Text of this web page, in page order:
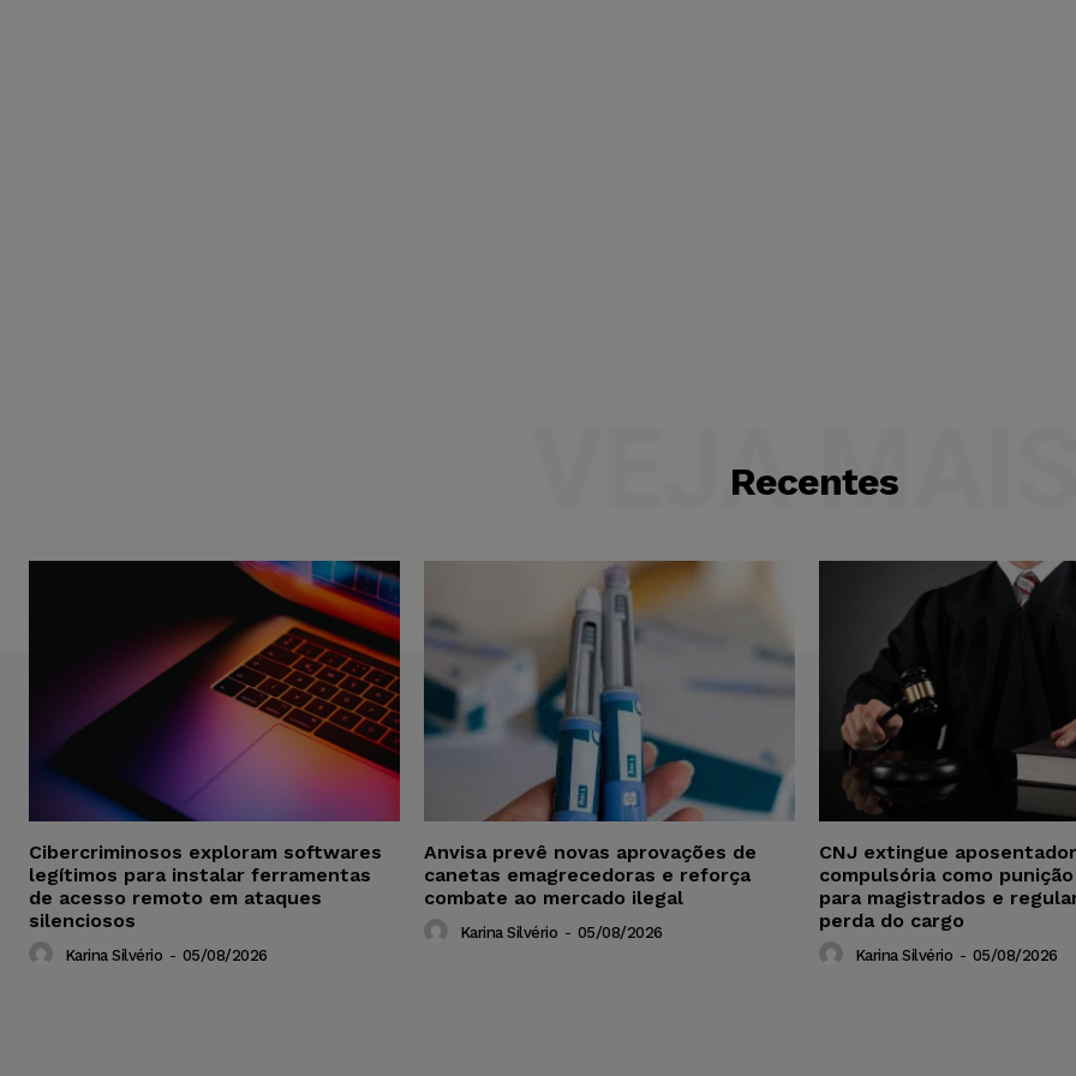
Recentes
VEJA
Cibercriminosos exploram softwares
legítimos para instalar ferramentas
de acesso remoto em ataques
silenciosos
Karina Silvério - 05/08/2026
Anvisa prevê novas aprovações de
canetas emagrecedoras e reforça
combate ao mercado ilegal
Karina Silvério - 05/08/2026
CNJ extingue
compulsória como
para magistrados e
perda do cargo
Karina Silvério - 05/08/2026